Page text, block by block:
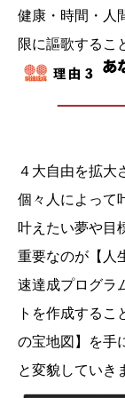
健康・時間・人
限に謳歌するこ
４大自由を拡大
個々人によって
叶えたい夢や目
重要なのが【人
速達成プログラ
トを作成する
の宝地図】を手
と変貌していき